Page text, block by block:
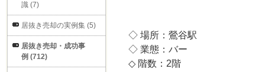
◇ 場所：鶯谷駅
◇ 業態：バー
◇ 階数：2階
識 (7)
居抜き売却の実例集 (5)
居抜き売却・成功事
例 (712)